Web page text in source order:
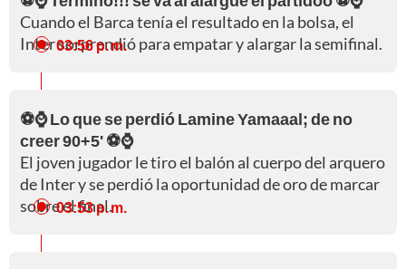
Cuando el Barca tenía el resultado en la bolsa, el
Inter sorprendió para empatar y alargar la semifinal.
03:56 p. m.
⚽⌚ Lo que se perdió Lamine Yamaaal; de no
creer 90+5' ⚽⌚
El joven jugador le tiro el balón al cuerpo del arquero
de Inter y se perdió la oportunidad de oro de marcar
sobre el final.
03:53 p. m.